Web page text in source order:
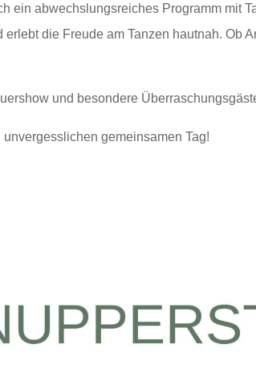
ein abwechslungsreiches Programm mit
die Freude am Tanzen hautnah. Ob
und besondere
gemeinsamen Tag!